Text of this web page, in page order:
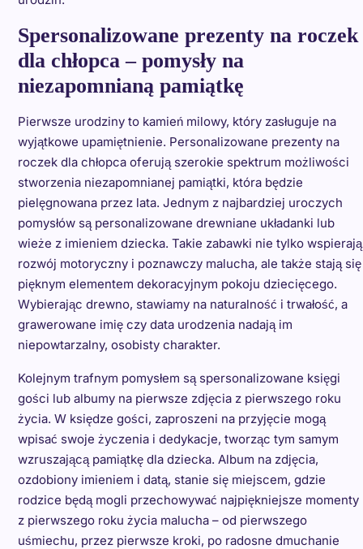
Spersonalizowane prezenty na roczek
dla chłopca – pomysły na
niezapomnianą pamiątkę
Pierwsze urodziny to kamień milowy, który zasługuje na
wyjątkowe upamiętnienie. Personalizowane prezenty na
roczek dla chłopca oferują szerokie spektrum możliwości
stworzenia niezapomnianej pamiątki, która będzie
pielęgnowana przez lata. Jednym z najbardziej uroczych
pomysłów są personalizowane drewniane układanki lub
wieże z imieniem dziecka. Takie zabawki nie tylko wspierają
rozwój motoryczny i poznawczy malucha, ale także stają się
pięknym elementem dekoracyjnym pokoju dziecięcego.
Wybierając drewno, stawiamy na naturalność i trwałość, a
grawerowane imię czy data urodzenia nadają im
niepowtarzalny, osobisty charakter.
Kolejnym trafnym pomysłem są spersonalizowane księgi
gości lub albumy na pierwsze zdjęcia z pierwszego roku
życia. W księdze gości, zaproszeni na przyjęcie mogą
wpisać swoje życzenia i dedykacje, tworząc tym samym
wzruszającą pamiątkę dla dziecka. Album na zdjęcia,
ozdobiony imieniem i datą, stanie się miejscem, gdzie
rodzice będą mogli przechowywać najpiękniejsze momenty
z pierwszego roku życia malucha – od pierwszego
uśmiechu, przez pierwsze kroki, po radosne dmuchanie